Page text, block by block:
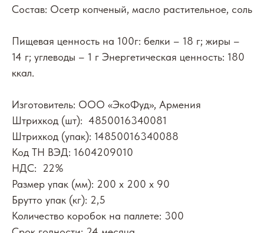
Состав: Осетр копченый, масло растительное, соль
Пищевая ценность на 100г: белки – 18 г; жиры –
14 г; углеводы – 1 г Энергетическая ценность: 180
ккал.
Изготовитель: ООО «ЭкоФуд», Армения
Штрихкод (шт): 4850016340081
Штрихкод (упак): 14850016340088
Код ТН ВЭД: 1604209010
НДС: 22%
Размер упак (мм): 200 х 200 х 90
Брутто упак (кг): 2,5
Количество коробок на паллете: 300